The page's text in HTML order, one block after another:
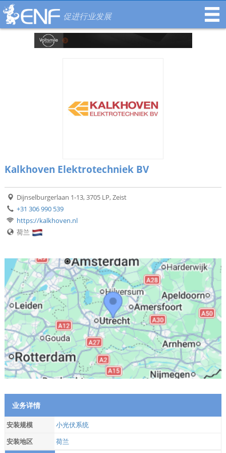
促进行业发展
Kalkhoven Elektrotechniek BV
Dijnselburgerlaan 1-13, 3705 LP, Zeist
+31 306 990 539
https://kalkhoven.nl
荷兰
业务详情
安装规模
小光伏系统
安装地区
荷兰